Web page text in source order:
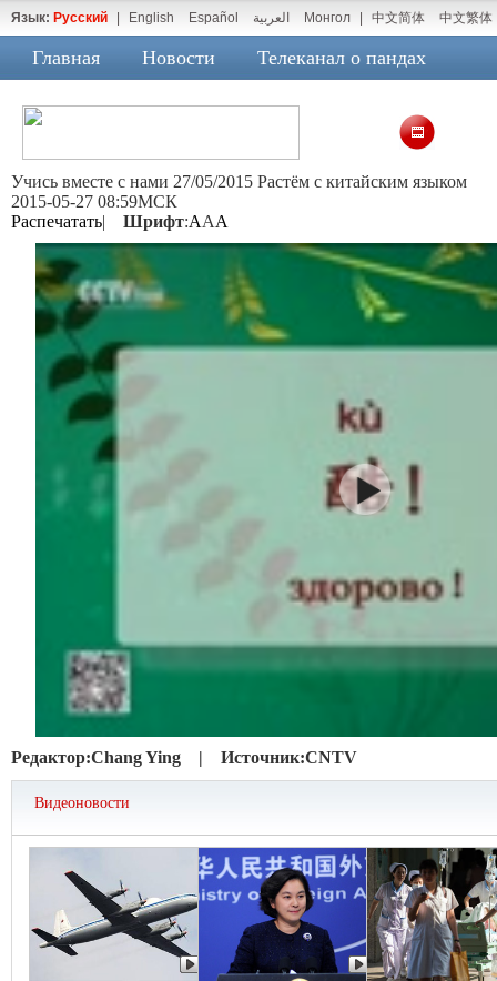
Язык: Русский English Español العربية Монгол 中文简体 中文繁体
Главная Новости Телеканал о пандах
Учись вместе с нами 27/05/2015 Растём с китайским языком
2015-05-27 08:59МСК
Распечатать| Шрифт:AAA
Редактор:Chang Ying | Источник:CNTV
Видеоновости